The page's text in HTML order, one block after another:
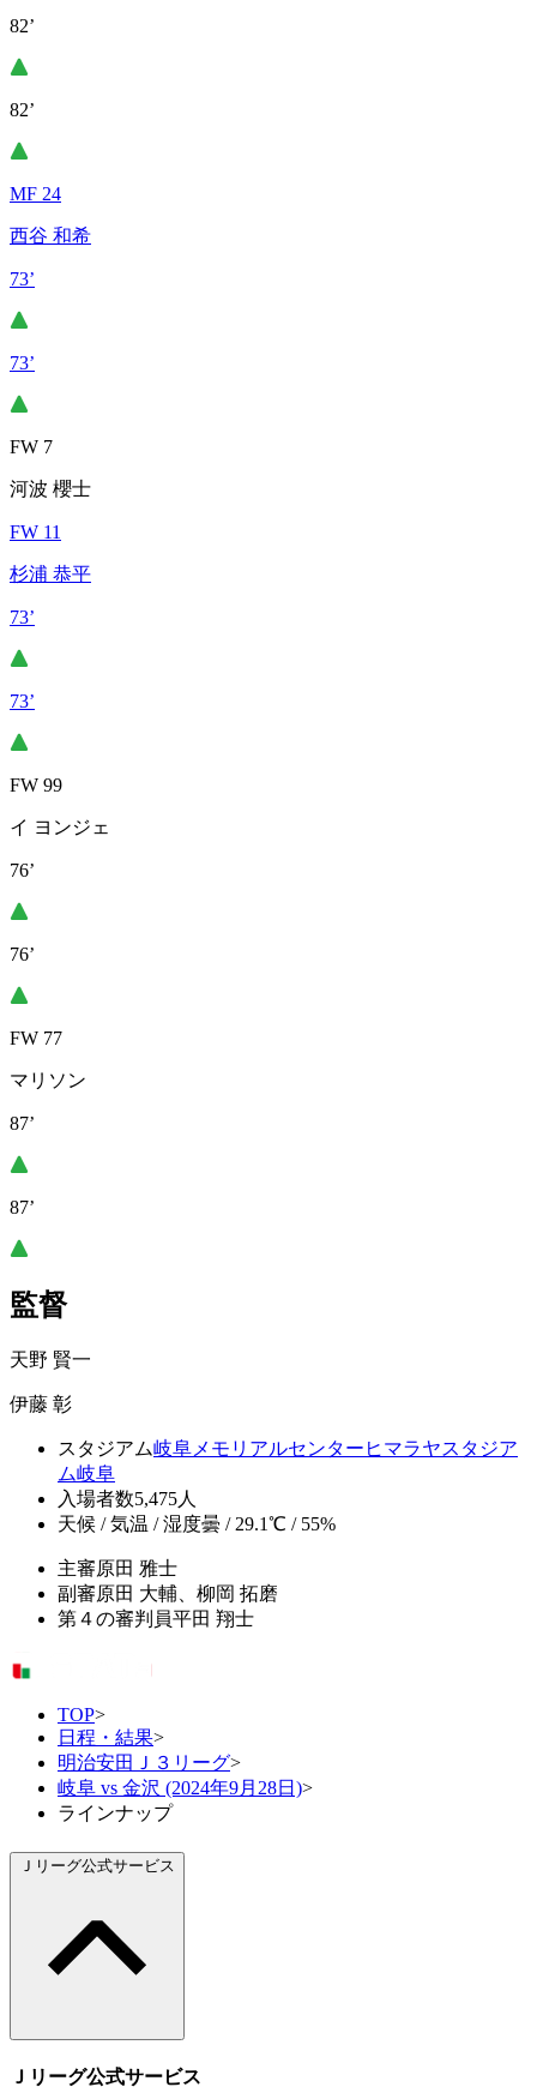
82’
82’
MF 24
西谷 和希
73’
73’
FW 7
河波 櫻士
FW 11
杉浦 恭平
73’
73’
FW 99
イ ヨンジェ
76’
76’
FW 77
マリソン
87’
87’
監督
天野 賢一
伊藤 彰
スタジアム岐阜メモリアルセンターヒマラヤスタジア
ム岐阜
入場者数5,475人
天候 / 気温 / 湿度曇 / 29.1℃ / 55%
主審原田 雅士
副審原田 大輔、柳岡 拓磨
第４の審判員平田 翔士
TOP>
日程・結果>
明治安田Ｊ３リーグ>
岐阜 vs 金沢 (2024年9月28日)>
ラインナップ
Ｊリーグ公式サービス
Ｊリーグ公式サービス